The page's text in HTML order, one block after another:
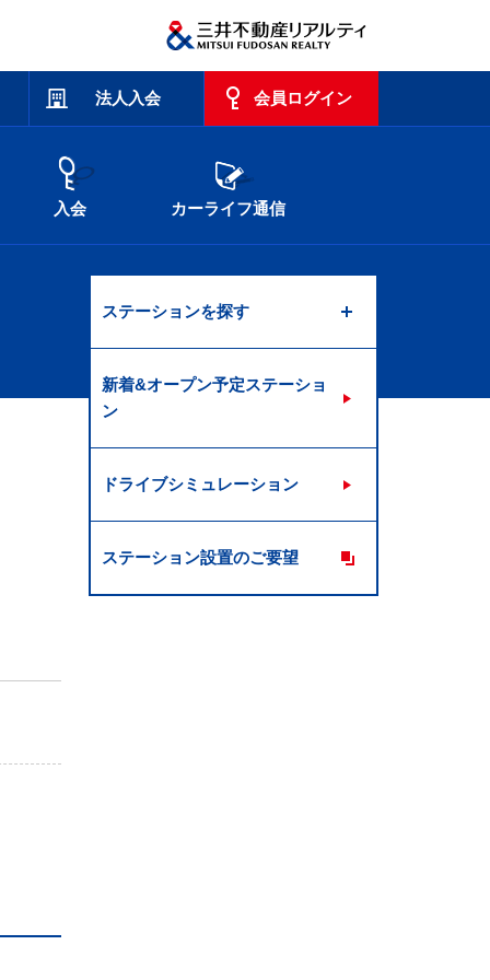
法人入会 会員ログイン
入会 カーライフ通信
ステーションを探す
新着&オープン予定ステーショ
ン
ドライブシミュレーション
ステーション設置のご要望